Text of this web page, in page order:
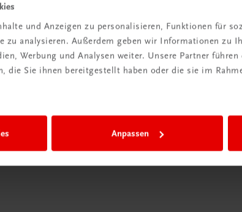
und Anzeigen zu personalisieren, Funktionen für
zu analysieren. Außerdem geben wir Informationen zu
Werbung und Analysen weiter. Unsere Partner
die Sie ihnen bereitgestellt haben oder die sie im
Anpassen
der
eine